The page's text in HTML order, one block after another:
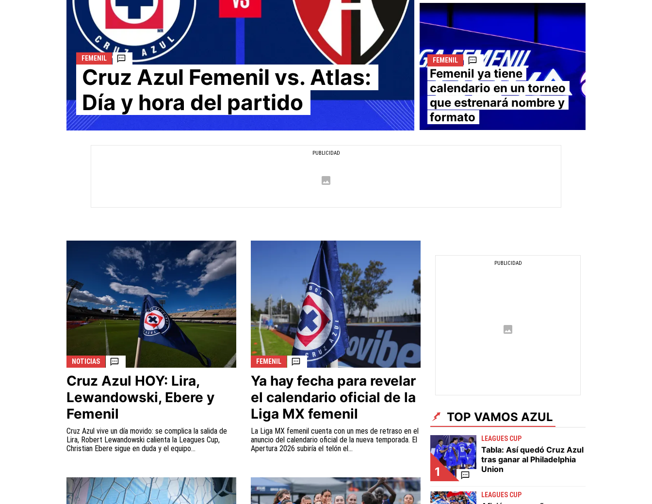
FEMENIL
Cruz Azul Femenil vs. Atlas:
Día y hora del partido
FEMENIL
Femenil ya tiene
calendario en un torneo
que estrenará nombre y
formato
NOTICIAS
Cruz Azul HOY: Lira,
Lewandowski, Ebere y
Femenil
Cruz Azul vive un día movido: se complica la salida de
Lira, Robert Lewandowski calienta la Leagues Cup,
Christian Ebere sigue en duda y el equipo...
FEMENIL
Ya hay fecha para revelar
el calendario oficial de la
Liga MX femenil
La Liga MX femenil cuenta con un mes de retraso en el
anuncio del calendario oficial de la nueva temporada. El
Apertura 2026 subiría el telón el...
TOP VAMOS AZUL
1
LEAGUES CUP
Tabla: Así quedó Cruz Azul
tras ganar al Philadelphia
Union
LEAGUES CUP